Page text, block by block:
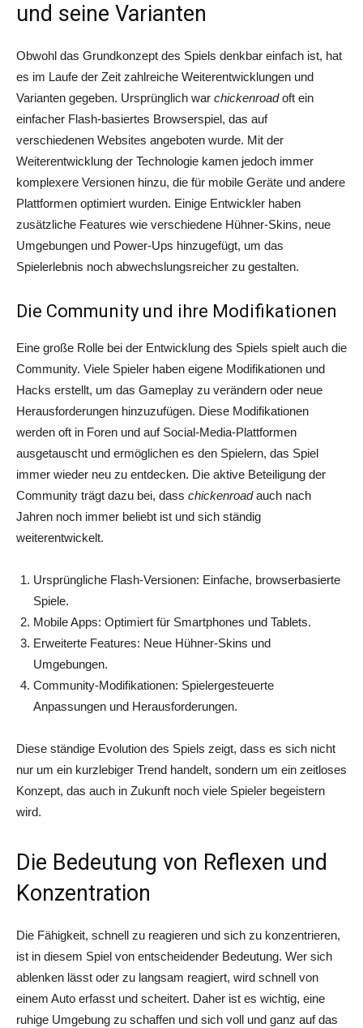
und seine Varianten
Obwohl das Grundkonzept des Spiels denkbar einfach ist, hat
es im Laufe der Zeit zahlreiche Weiterentwicklungen und
Varianten gegeben. Ursprünglich war chickenroadoft ein
einfacher Flash-basiertes Browserspiel, das auf
verschiedenen Websites angeboten wurde. Mit der
Weiterentwicklung der Technologie kamen jedoch immer
komplexere Versionen hinzu, die für mobile Geräte und andere
Plattformen optimiert wurden. Einige Entwickler haben
zusätzliche Features wie verschiedene Hühner-Skins, neue
Umgebungen und Power-Ups hinzugefügt, um das
Spielerlebnis noch abwechslungsreicher zu gestalten.
Die Community und ihre Modifikationen
Eine große Rolle bei der Entwicklung des Spiels spielt auch die
Community. Viele Spieler haben eigene Modifikationen und
Hacks erstellt, um das Gameplay zu verändern oder neue
Herausforderungen hinzuzufügen. Diese Modifikationen
werden oft in Foren und auf Social-Media-Plattformen
ausgetauscht und ermöglichen es den Spielern, das Spiel
immer wieder neu zu entdecken. Die aktive Beteiligung der
Community trägt dazu bei, dass chickenroadauch nach
Jahren noch immer beliebt ist und sich ständig
weiterentwickelt.
Ursprüngliche Flash-Versionen: Einfache, browserbasierte
Spiele.
Mobile Apps: Optimiert für Smartphones und Tablets.
Erweiterte Features: Neue Hühner-Skins und
Umgebungen.
Community-Modifikationen: Spielergesteuerte
Anpassungen und Herausforderungen.
Diese ständige Evolution des Spiels zeigt, dass es sich nicht
nur um ein kurzlebiger Trend handelt, sondern um ein zeitloses
Konzept, das auch in Zukunft noch viele Spieler begeistern
wird.
Die Bedeutung von Reflexen und
Konzentration
Die Fähigkeit, schnell zu reagieren und sich zu konzentrieren,
ist in diesem Spiel von entscheidender Bedeutung. Wer sich
ablenken lässt oder zu langsam reagiert, wird schnell von
einem Auto erfasst und scheitert. Daher ist es wichtig, eine
ruhige Umgebung zu schaffen und sich voll und ganz auf das